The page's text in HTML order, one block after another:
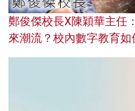
鄭俊傑校長X陳穎華主任
來潮流？校內數字教育如